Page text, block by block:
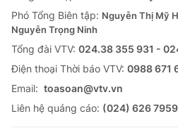
Phó Tổng Biên tập: Nguyễn Thị Mỹ
Nguyễn Trọng Ninh
Tổng đài VTV: 024.38 355 931 -
Ðiện thoại Thời báo VTV: 0988 671
Email: toasoan@vtv.vn
Liên hệ quảng cáo: (024) 626